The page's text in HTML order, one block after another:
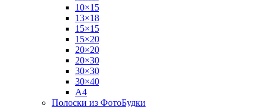
10×15
13×18
15×15
15×20
20×20
20×30
30×30
30×40
A4
Полоски из ФотоБудки